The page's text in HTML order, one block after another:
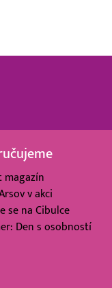
magazín
v akci
se na Cibulce
Den s osobností